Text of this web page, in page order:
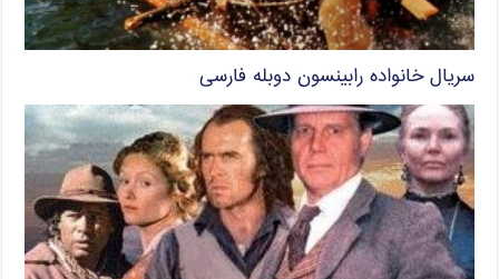
سریال خانواده رابینسون دوبله فارسی